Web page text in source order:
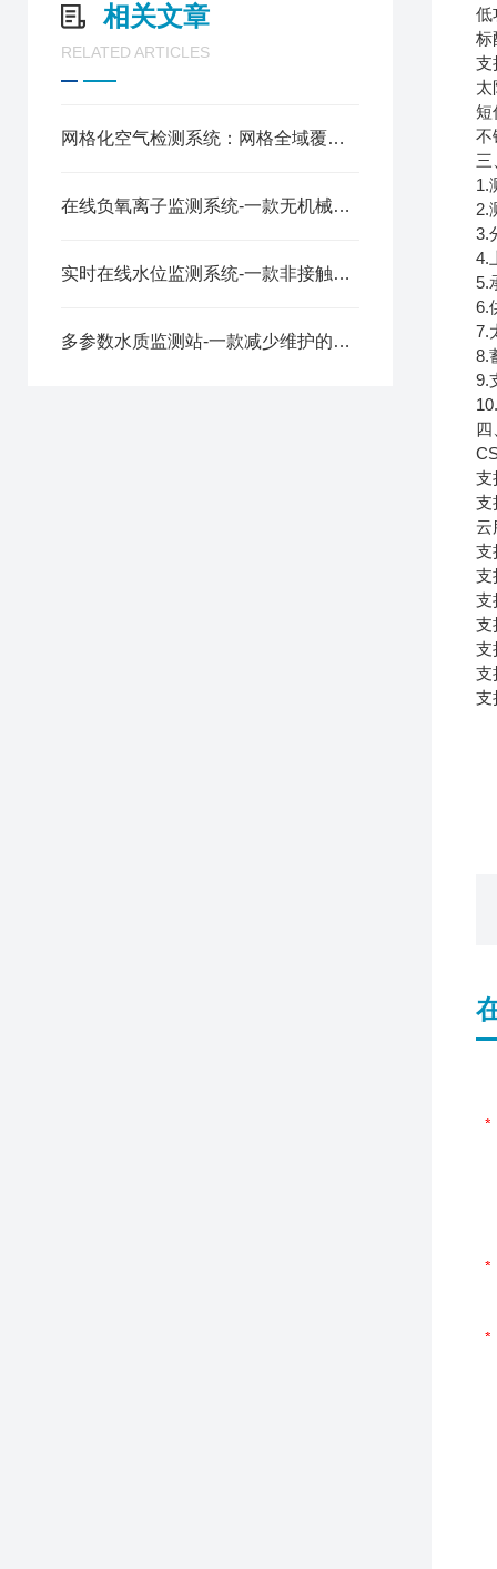
相关文章
RELATED ARTICLES
网格化空气检测系统：网格全域覆盖，精准治污赋能
在线负氧离子监测系统-一款无机械位移的景区生态环境监测站2024全+境+派+送
实时在线水位监测系统-一款非接触式测量的全自动水位检测仪2025全+境+派+送
多参数水质监测站-一款减少维护的水质自动监测站方案2025全+境+派+送
低
标
支
太
短
不
三
1.
2.
3.
4.
5.
6.
7.
8.
9.
四
支
支
云
支
支
支
支
支
支
支